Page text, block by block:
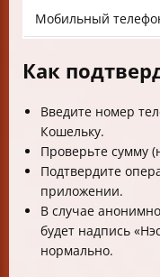
Мобильный
Как
Введите номер
Кошельку.
Проверьте сумму
Подтвердите
приложении.
В случае
будет надпись
нормально.